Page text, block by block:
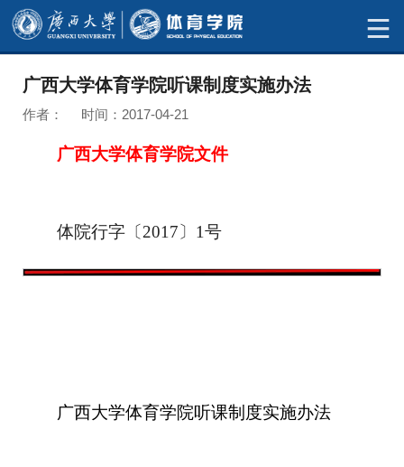
广西大学体育学院听课制度实施办法
作者： 时间：2017-04-21
广西大学体育学院文件
体院行字 〔 2017 〕 1号
广西大学体育学院听课制度实施办法